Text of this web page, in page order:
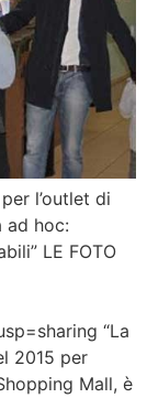
l’outlet di
ad hoc:
LE FOTO
“La
2015 per
Mall, è